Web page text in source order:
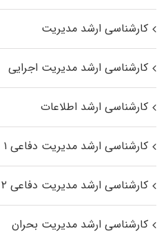
کارشناسی ارشد مدیریت
کارشناسی ارشد مدیریت اجرایی
کارشناسی ارشد اطلاعات
کارشناسی ارشد مدیریت دفاعی ۱
کارشناسی ارشد مدیریت دفاعی ۲
کارشناسی ارشد مدیریت بحران